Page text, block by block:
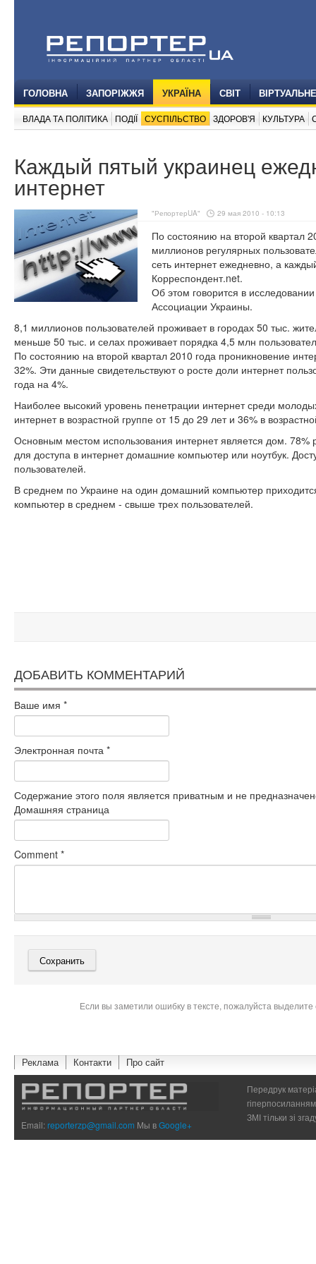
ГОЛОВНА ЗАПОРІЖЖЯ УКРАЇНА СВІТ
ВЛАДА ТА ПОЛІТИКА ПОДІЇ СУСПІЛЬСТВО ЗДОРОВ'Я КУЛЬТУРА
Каждый пятый украинец
интернет
"РепортерUA" 29 мая 2010 - 10:13
По состоянию на второй квартал
миллионов регулярных
сеть интернет ежедневно, а
Корреспондент.net.
Об этом говорится в
Ассоциации Украины.
8,1 миллионов пользователей проживает в городах 50 тыс.
меньше 50 тыс. и селах проживает порядка 4,5 млн
По состоянию на второй квартал 2010 года проникновение
32%. Эти данные свидетельствуют о росте доли интернет
года на 4%.
Наиболее высокий уровень пенетрации интернет среди
интернет в возрастной группе от 15 до 29 лет и 36% в
Основным местом использования интернет является дом. 78%
для доступа в интернет домашние компьютер или ноутбук.
пользователей.
В среднем по Украине на один домашний компьютер
компьютер в среднем - свыше трех пользователей.
ДОБАВИТЬ КОММЕНТАРИЙ
Ваше имя *
Электронная почта *
Содержание этого поля является приватным и не
Домашняя страница
Comment *
Если вы заметили ошибку в тексте, пожалуйста
Реклама Контакти Про сайт
Email:reporterzp@gmail.com Мы вGoogle+
Передрук
ЗМІ тільки зі